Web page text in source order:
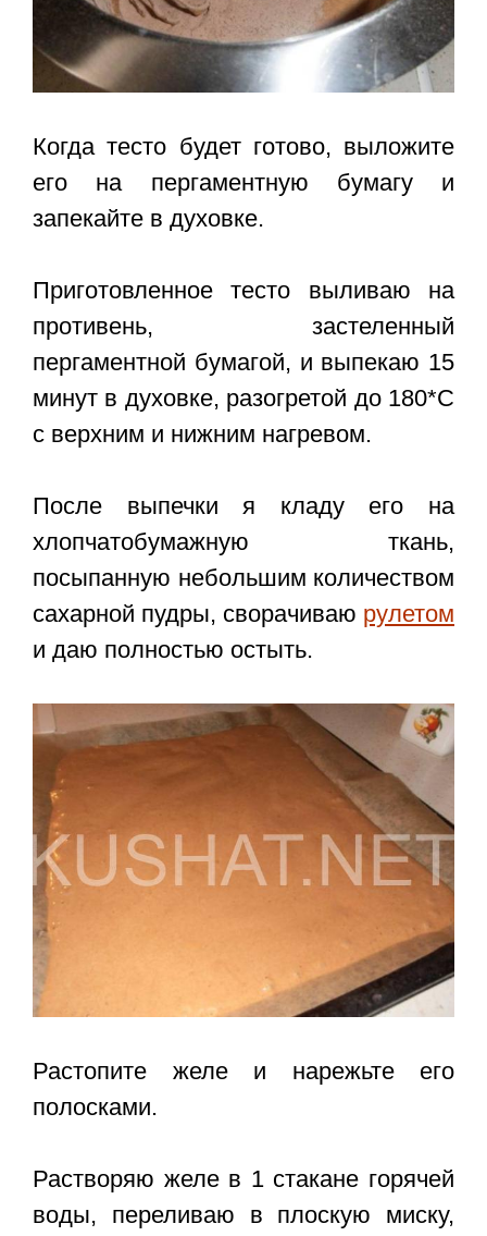
Когда тесто будет готово, выложите
его на пергаментную бумагу и
запекайте в духовке.
Приготовленное тесто выливаю на
противень, застеленный
пергаментной бумагой, и выпекаю 15
минут в духовке, разогретой до 180*С
с верхним и нижним нагревом.
После выпечки я кладу его на
хлопчатобумажную ткань,
посыпанную небольшим количеством
сахарной пудры, сворачиваю рулетом
и даю полностью остыть.
Растопите желе и нарежьте его
полосками.
Растворяю желе в 1 стакане горячей
воды, переливаю в плоскую миску,